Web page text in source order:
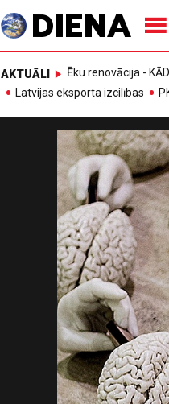
AKTUĀLI Ēku renovācija -
Latvijas eksporta izcilības